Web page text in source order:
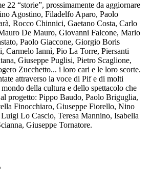
22 “storie”, prossimamente da aggiornare
Agostino, Filadelfo Aparo, Paolo
Rocco Chinnici, Gaetano Costa, Carlo
De Mauro, Giovanni Falcone, Mario
Paolo Giaccone, Giorgio Boris
Carmelo Iannì, Pio La Torre, Piersanti
Giuseppe Puglisi, Pietro Scaglione,
Zucchetto... i loro cari e le loro scorte.
attraverso la voce di Pif e di molti
della cultura e dello spettacolo che
progetto: Pippo Baudo, Paolo Briguglia,
Finocchiaro, Giuseppe Fiorello, Nino
Lo Cascio, Teresa Mannino, Isabella
Giuseppe Tornatore.